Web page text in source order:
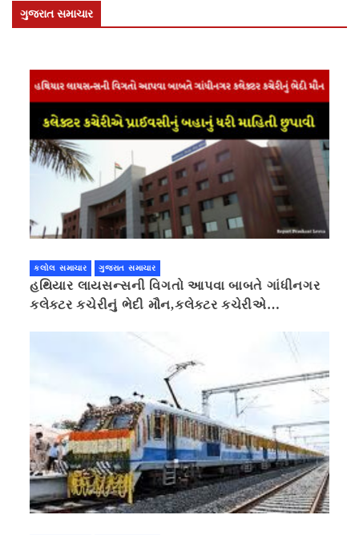
ગુજરાત સમાચાર
કલોલ સમાચાર ગુજરાત સમાચાર
હથિયાર લાયસન્સની વિગતો આપવા બાબતે ગાંધીનગર
કલેક્ટર કચેરીનું ભેદી મૌન,કલેક્ટર કચેરીએ